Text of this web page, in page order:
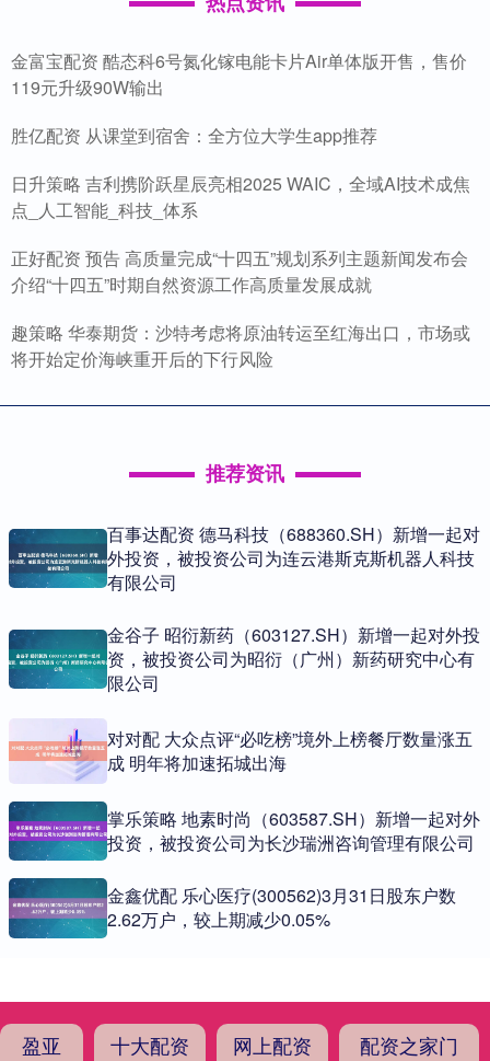
金富宝配资 酷态科6号氮化镓电能卡片Air单体版开售，售价
119元升级90W输出
胜亿配资 从课堂到宿舍：全方位大学生app推荐
日升策略 吉利携阶跃星辰亮相2025 WAIC，全域AI技术成焦
点_人工智能_科技_体系
正好配资 预告 高质量完成“十四五”规划系列主题新闻发布会
介绍“十四五”时期自然资源工作高质量发展成就
趣策略 华泰期货：沙特考虑将原油转运至红海出口，市场或
将开始定价海峡重开后的下行风险
推荐资讯
百事达配资 德马科技（688360.SH）新增一起对
外投资，被投资公司为连云港斯克斯机器人科技
有限公司
金谷子 昭衍新药（603127.SH）新增一起对外投
资，被投资公司为昭衍（广州）新药研究中心有
限公司
对对配 大众点评“必吃榜”境外上榜餐厅数量涨五
成 明年将加速拓城出海
掌乐策略 地素时尚（603587.SH）新增一起对外
投资，被投资公司为长沙瑞洲咨询管理有限公司
金鑫优配 乐心医疗(300562)3月31日股东户数
2.62万户，较上期减少0.05%
盈亚
十大配资
网上配资
配资之家门